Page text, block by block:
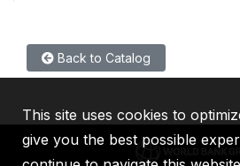
Back to Catalog
This site uses cookies to
give you the best possible